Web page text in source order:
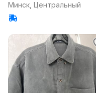
Минск, Центральный